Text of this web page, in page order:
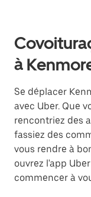
à
Se déplacer
avec Uber. Que
rencontriez des
fassiez des
vous rendre à
ouvrez l'app
commencer à